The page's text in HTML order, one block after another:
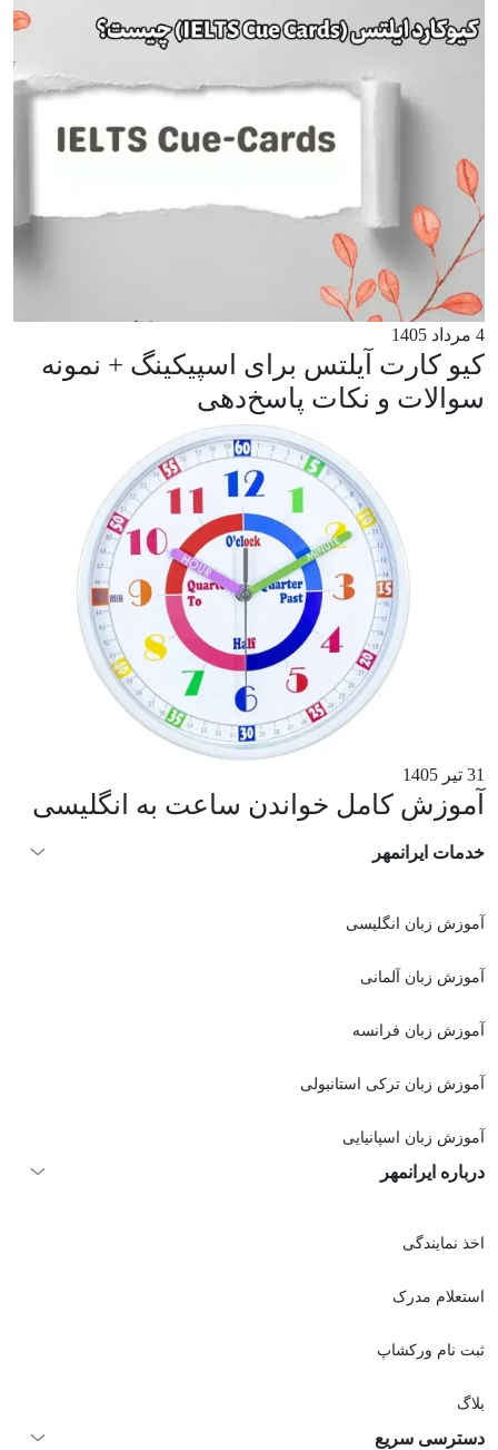
4 مرداد 1405
کیو کارت آیلتس برای اسپیکینگ + نمونه
سوالات و نکات پاسخ‌دهی
31 تیر 1405
آموزش کامل خواندن ساعت به انگلیسی
خدمات ایرانمهر
آموزش زبان انگلیسی
آموزش زبان آلمانی
آموزش زبان فرانسه
آموزش زبان ترکی استانبولی
آموزش زبان اسپانیایی
درباره ایرانمهر
اخذ نمايندگی
استعلام مدرک
ثبت نام ورکشاپ
بلاگ
دسترسی سریع